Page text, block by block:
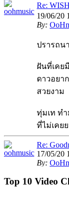
Re:
19/06/20
By:
ปรารถน
ฝันที่เคย
ดาวอยา
สวยงาม
ทุ่มเท ท
ที่ไม่เคย
Re:
17/05/20
By:
รีวิว :
Top 10 Video